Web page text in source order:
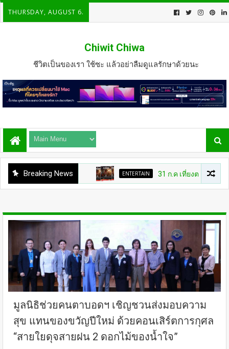
THURSDAY, AUGUST 6.
Chiwit Chiwa
ชีวิตเป็นของเรา ใช้ซะ แล้วอย่าลืมดูแลรักษาด้วยนะ
Breaking News ENTERTAIN 31 ก.ค เที่ยงตรง กดบัตรให้ทัน
มูลนิธิช่วยคนตาบอดฯ เชิญชวนส่งมอบความ
สุข แทนของขวัญปีใหม่ ด้วยคอนเสิร์ตการกุศล
“สายใยดุจสายฝน 2 ดอกไม้ของน้ำใจ”